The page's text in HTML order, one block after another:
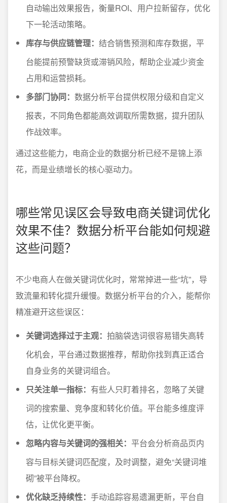
自动输出效果报告，衡量ROI、用户拉新留存，优化
下一轮活动策略。
库存与供应链管理： 结合销售预测和库存数据，平
台能提前预警缺货或滞销风险，帮助企业减少资金
占用和运营损耗。
多部门协同： 数据分析平台提供权限分级和自定义
报表，不同角色都能高效调取所需数据，提升团队
作战效率。
通过这些能力，电商企业的数据分析已经不是锦上添
花，而是业绩增长的核心驱动力。
哪些常见误区会导致电商关键词优化
效果不佳？数据分析平台能如何规避
这些问题？
不少电商人在做关键词优化时，常常掉进一些“坑”，导
致流量和转化提升缓慢。数据分析平台的介入，能帮你
精准避开这些误区：
关键词选择过于主观： 拍脑袋选词很容易错失高转
化机会，平台通过数据推荐，帮助你找到真正适合
自身业务的关键词组合。
只关注单一指标： 有些人只盯着排名，忽略了关键
词的搜索量、竞争度和转化价值。平台能多维度评
估，让优化更平衡。
忽略内容与关键词的强相关： 平台会分析商品页内
容与目标关键词匹配度，及时调整，避免“关键词堆
砌”被平台降权。
优化缺乏持续性： 手动追踪容易遗漏更新，平台自